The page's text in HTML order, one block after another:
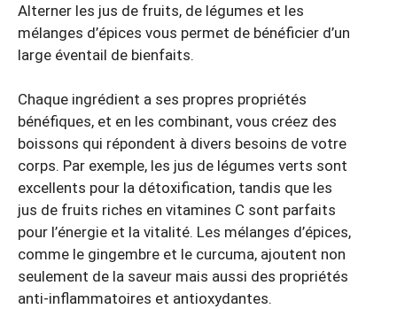
Alterner les jus de fruits, de légumes et les
mélanges d’épices vous permet de bénéficier d’un
large éventail de bienfaits.
Chaque ingrédient a ses propres propriétés
bénéfiques, et en les combinant, vous créez des
boissons qui répondent à divers besoins de votre
corps. Par exemple, les jus de légumes verts sont
excellents pour la détoxification, tandis que les
jus de fruits riches en vitamines C sont parfaits
pour l’énergie et la vitalité. Les mélanges d’épices,
comme le gingembre et le curcuma, ajoutent non
seulement de la saveur mais aussi des propriétés
anti-inflammatoires et antioxydantes.